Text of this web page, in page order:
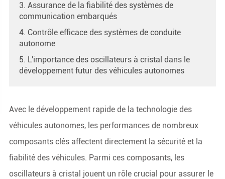
3. Assurance de la fiabilité des systèmes de
communication embarqués
4. Contrôle efficace des systèmes de conduite
autonome
5. L'importance des oscillateurs à cristal dans le
développement futur des véhicules autonomes
Avec le développement rapide de la technologie des
véhicules autonomes, les performances de nombreux
composants clés affectent directement la sécurité et la
fiabilité des véhicules. Parmi ces composants, les
oscillateurs à cristal jouent un rôle crucial pour assurer le